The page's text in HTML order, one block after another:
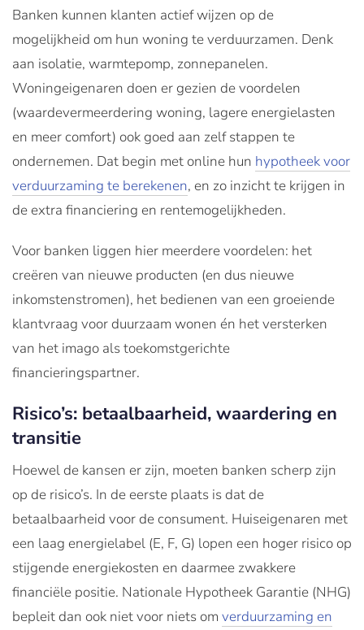
Banken kunnen klanten actief wijzen op de
mogelijkheid om hun woning te verduurzamen. Denk
aan isolatie, warmtepomp, zonnepanelen.
Woningeigenaren doen er gezien de voordelen
(waardevermeerdering woning, lagere energielasten
en meer comfort) ook goed aan zelf stappen te
ondernemen. Dat begin met online hun hypotheek voor
verduurzaming te berekenen, en zo inzicht te krijgen in
de extra financiering en rentemogelijkheden.
Voor banken liggen hier meerdere voordelen: het
creëren van nieuwe producten (en dus nieuwe
inkomstenstromen), het bedienen van een groeiende
klantvraag voor duurzaam wonen én het versterken
van het imago als toekomstgerichte
financieringspartner.
Risico’s: betaalbaarheid, waardering en
transitie
Hoewel de kansen er zijn, moeten banken scherp zijn
op de risico’s. In de eerste plaats is dat de
betaalbaarheid voor de consument. Huiseigenaren met
een laag energielabel (E, F, G) lopen een hoger risico op
stijgende energiekosten en daarmee zwakkere
financiële positie. Nationale Hypotheek Garantie (NHG)
bepleit dan ook niet voor niets om verduurzaming en